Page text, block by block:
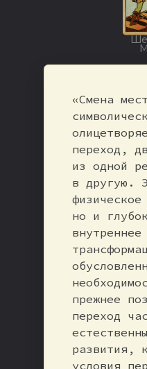
«Смена
переход,
из одной
в другую.
но и
прежнее
переход
развития,
условия